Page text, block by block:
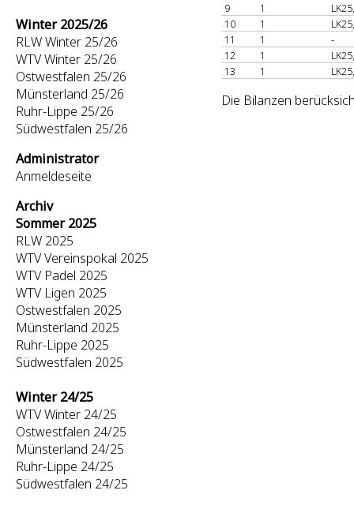
Winter 2025/26
RLW Winter 25/26
WTV Winter 25/26
Ostwestfalen 25/26
Münsterland 25/26
Ruhr-Lippe 25/26
Südwestfalen 25/26
Administrator
Anmeldeseite
Archiv
Sommer 2025
RLW 2025
WTV Vereinspokal 2025
WTV Padel 2025
WTV Ligen 2025
Ostwestfalen 2025
Münsterland 2025
Ruhr-Lippe 2025
Südwestfalen 2025
Winter 24/25
WTV Winter 24/25
Ostwestfalen 24/25
Münsterland 24/25
Ruhr-Lippe 24/25
Südwestfalen 24/25
9
1
10
1
11
1
-
12
1
13
1
Die Bilanzen